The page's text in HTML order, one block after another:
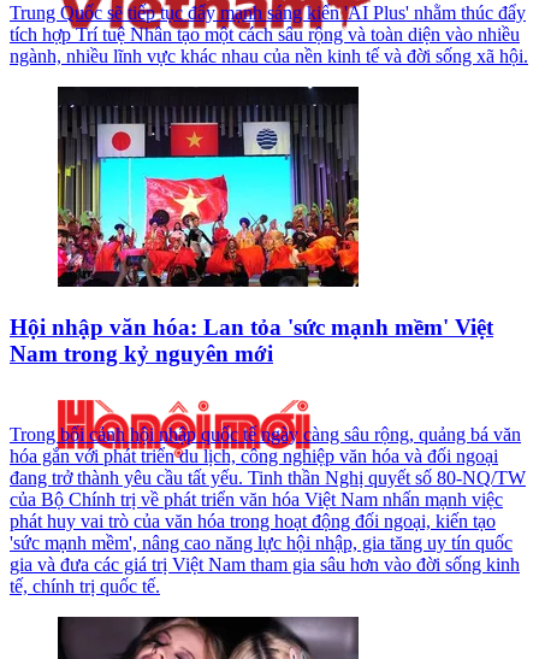
Trung Quốc sẽ tiếp tục đẩy mạnh sáng kiến 'AI Plus' nhằm thúc đẩy
tích hợp Trí tuệ Nhân tạo một cách sâu rộng và toàn diện vào nhiều
ngành, nhiều lĩnh vực khác nhau của nền kinh tế và đời sống xã hội.
Hội nhập văn hóa: Lan tỏa 'sức mạnh mềm' Việt
Nam trong kỷ nguyên mới
Trong bối cảnh hội nhập quốc tế ngày càng sâu rộng, quảng bá văn
hóa gắn với phát triển du lịch, công nghiệp văn hóa và đối ngoại
đang trở thành yêu cầu tất yếu. Tinh thần Nghị quyết số 80-NQ/TW
của Bộ Chính trị về phát triển văn hóa Việt Nam nhấn mạnh việc
phát huy vai trò của văn hóa trong hoạt động đối ngoại, kiến tạo
'sức mạnh mềm', nâng cao năng lực hội nhập, gia tăng uy tín quốc
gia và đưa các giá trị Việt Nam tham gia sâu hơn vào đời sống kinh
tế, chính trị quốc tế.